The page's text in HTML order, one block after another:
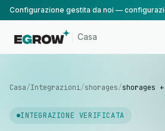
Casa
Casa/Integrazioni/shorages/shorages
INTEGRAZIONE VERIFICATA